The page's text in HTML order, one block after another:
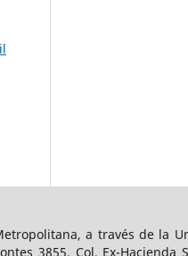
a través de la
3855, Col. Ex-Hacienda